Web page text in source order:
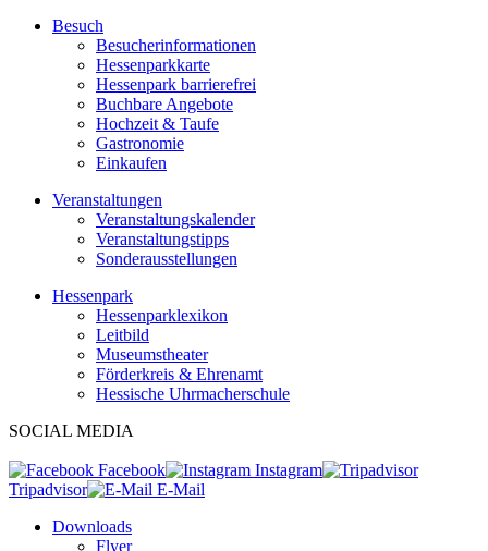
Besuch
Besucherinformationen
Hessenparkkarte
Hessenpark barrierefrei
Buchbare Angebote
Hochzeit & Taufe
Gastronomie
Einkaufen
Veranstaltungen
Veranstaltungskalender
Veranstaltungstipps
Sonderausstellungen
Hessenpark
Hessenparklexikon
Leitbild
Museumstheater
Förderkreis & Ehrenamt
Hessische Uhrmacherschule
SOCIAL MEDIA
Facebook
Instagram
Tripadvisor
E-Mail
Downloads
Flyer